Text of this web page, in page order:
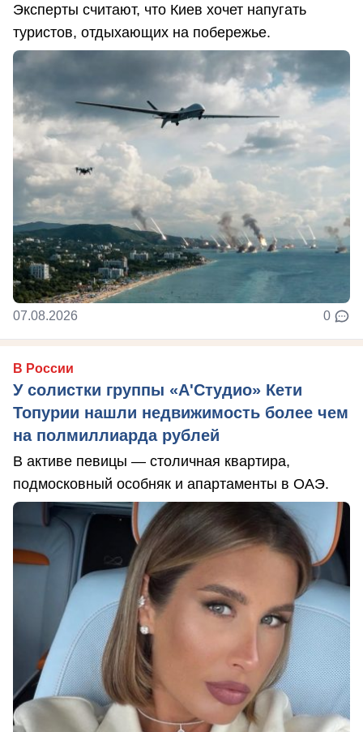
Эксперты считают, что Киев хочет напугать
туристов, отдыхающих на побережье.
07.08.2026 0
В России
У солистки группы «А'Студио» Кети
Топурии нашли недвижимость более чем
на полмиллиарда рублей
В активе певицы — столичная квартира,
подмосковный особняк и апартаменты в ОАЭ.